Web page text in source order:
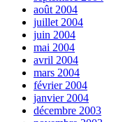
août 2004
juillet 2004
juin 2004
mai 2004
avril 2004
mars 2004
février 2004
janvier 2004
décembre 2003